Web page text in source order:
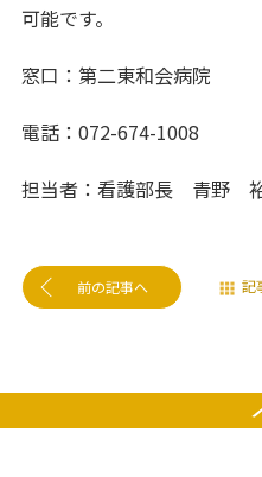
可能です。
窓口：第二東和会病院
電話：072-674-1008
担当者：看護部長 青野
前の記事へ 記